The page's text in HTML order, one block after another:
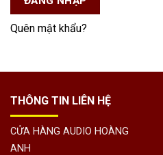
Quên mật khẩu?
THÔNG TIN LIÊN HỆ
CỬA HÀNG AUDIO HOÀNG
ANH